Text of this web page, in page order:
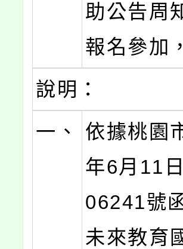
助公告周
報名參加
說明：
一、
依據桃園
年6月11
06241號
未來教育